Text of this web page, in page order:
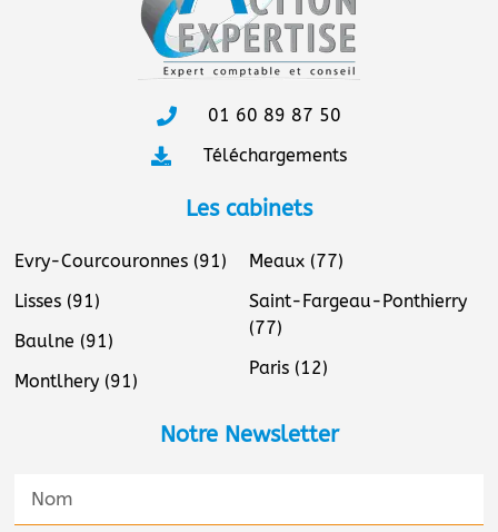
01 60 89 87 50
Téléchargements
Les cabinets
Evry-Courcouronnes (91)
Lisses (91)
Baulne (91)
Montlhery (91)
Meaux (77)
Saint-Fargeau-Ponthierry
(77)
Paris (12)
Notre Newsletter